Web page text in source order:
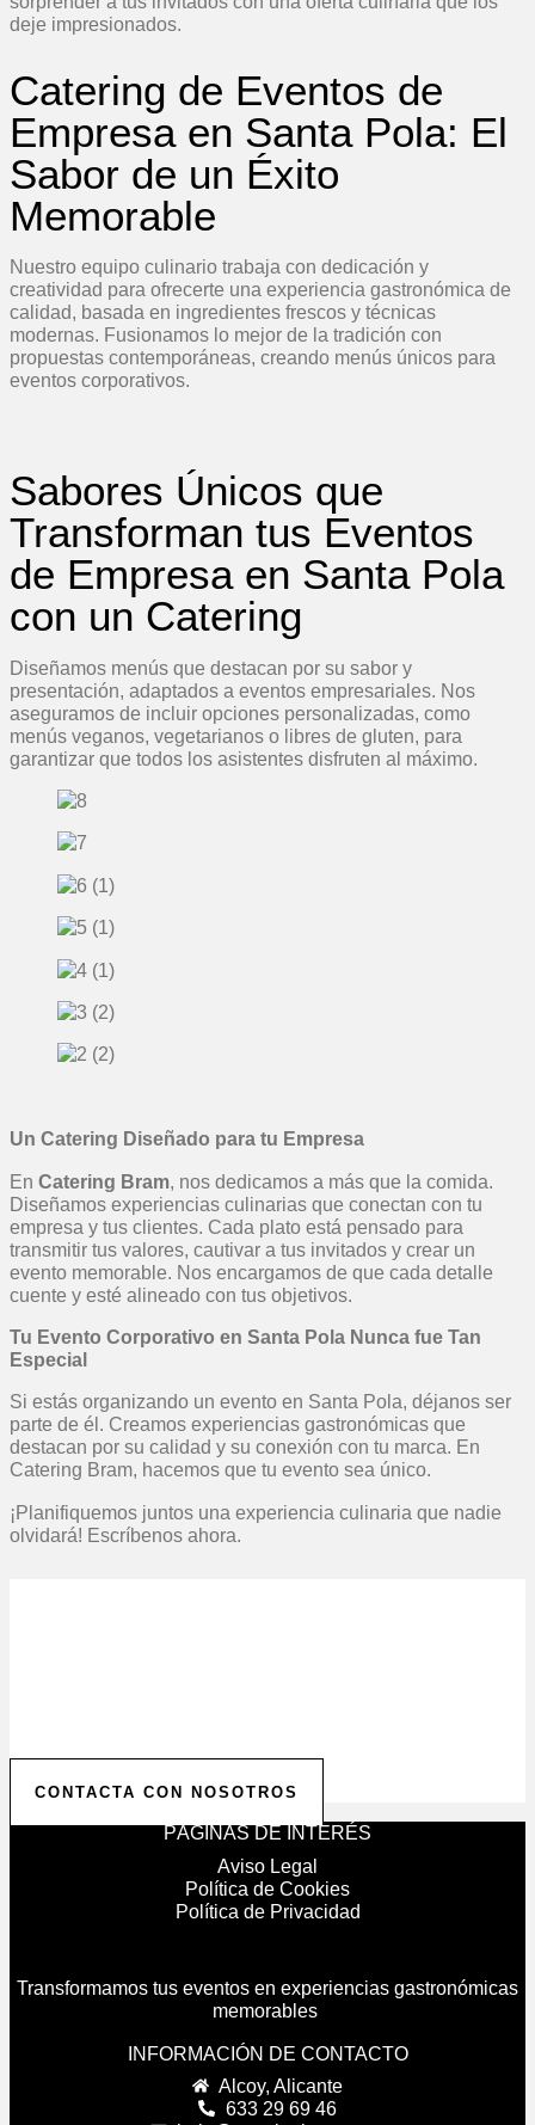
deje impresionados.
Catering de Eventos de
Empresa en Santa Pola: El
Sabor de un Éxito
Memorable
Nuestro equipo culinario trabaja con dedicación y
creatividad para ofrecerte una experiencia gastronómica de
calidad, basada en ingredientes frescos y técnicas
modernas. Fusionamos lo mejor de la tradición con
propuestas contemporáneas, creando menús únicos para
eventos corporativos.
Sabores Únicos que
Transforman tus Eventos
de Empresa en Santa Pola
con un Catering
Diseñamos menús que destacan por su sabor y
presentación, adaptados a eventos empresariales. Nos
aseguramos de incluir opciones personalizadas, como
menús veganos, vegetarianos o libres de gluten, para
garantizar que todos los asistentes disfruten al máximo.
Un Catering Diseñado para tu Empresa
En Catering Bram, nos dedicamos a más que la comida.
Diseñamos experiencias culinarias que conectan con tu
empresa y tus clientes. Cada plato está pensado para
transmitir tus valores, cautivar a tus invitados y crear un
evento memorable. Nos encargamos de que cada detalle
cuente y esté alineado con tus objetivos.
Tu Evento Corporativo en Santa Pola Nunca fue Tan
Especial
Si estás organizando un evento en Santa Pola, déjanos ser
parte de él. Creamos experiencias gastronómicas que
destacan por su calidad y su conexión con tu marca. En
Catering Bram, hacemos que tu evento sea único.
¡Planifiquemos juntos una experiencia culinaria que nadie
olvidará! Escríbenos ahora.
realidad la celebración de tus sueños.
CONTACTA CON NOSOTROS
PÁGINAS DE INTERÉS
Aviso Legal
Política de Cookies
Política de Privacidad
Transformamos tus eventos en experiencias gastronómicas
memorables
INFORMACIÓN DE CONTACTO
Alcoy, Alicante
633 29 69 46